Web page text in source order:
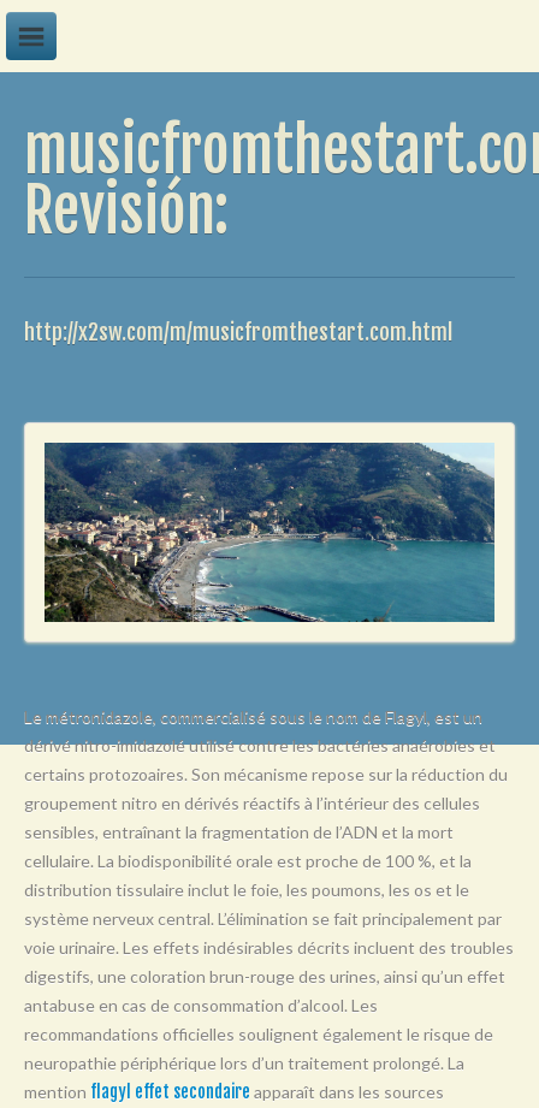
G
P
Q
R
S
T
U
W
Y
Revisión:
http://x2sw.com/m/musicfromthestart.com.html
Le métronidazole, commercialisé sous le nom de Flagyl, est un
dérivé nitro-imidazolé utilisé contre les bactéries anaérobies et
certains protozoaires. Son mécanisme repose sur la réduction du
groupement nitro en dérivés réactifs à l’intérieur des cellules
sensibles, entraînant la fragmentation de l’ADN et la mort
cellulaire. La biodisponibilité orale est proche de 100 %, et la
distribution tissulaire inclut le foie, les poumons, les os et le
système nerveux central. L’élimination se fait principalement par
voie urinaire. Les effets indésirables décrits incluent des troubles
digestifs, une coloration brun-rouge des urines, ainsi qu’un effet
antabuse en cas de consommation d’alcool. Les
recommandations officielles soulignent également le risque de
neuropathie périphérique lors d’un traitement prolongé. La
mention flagyl effet secondaire apparaît dans les sources